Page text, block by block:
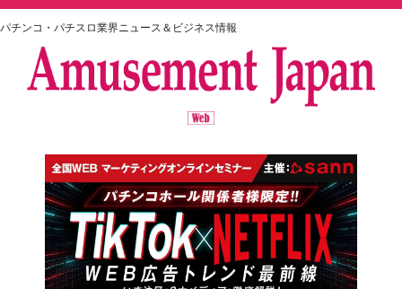
パチンコ・パチスロ業界ニュース＆ビジネス情報